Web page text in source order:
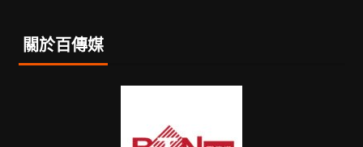
關於百傳媒